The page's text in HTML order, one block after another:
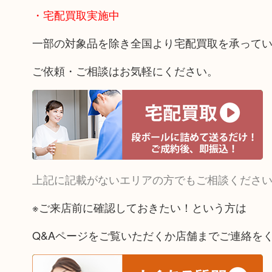
・宅配買取実施中
一部の対象品を除き全国より宅配買取を承ってい
ご依頼・ご相談はお気軽にください。
上記に記載がないエリアの方でもご相談ください
※ご来店前に確認しておきたい！という方は
Q&Aページをご覧いただくか店舗までご連絡をく